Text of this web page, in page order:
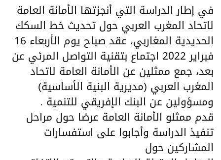
في إطار الدراسة التي أنجزتها الأمانة العامة
لاتحاد المغرب العربي حول تحديث خط السكك
الحديدية المغاربي، عقد صباح يوم الأربعاء 16
فبراير 2022 اجتماع بتقنية التواصل المرئي عن
بعد، جمع ممثلين عن الأمانة العامة لاتحاد
المغرب العربي (مديرية البنية الأساسية)
ومسؤولين عن البنك الإفريقي للتنمية .
قدم ممثلو الأمانة العامة عرضا حول مراحل
تنفيذ الدراسة وأجابوا على استفسارات
المشاركين حول